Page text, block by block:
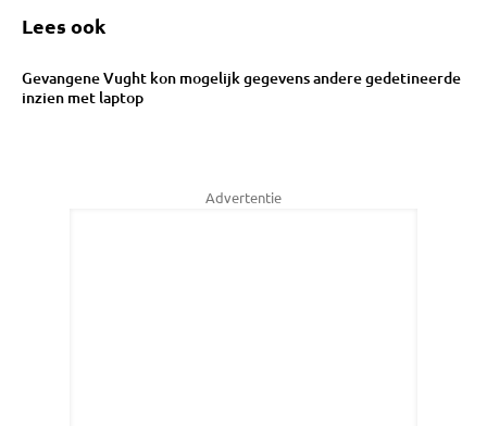
Lees ook
Gevangene Vught kon mogelijk gegevens andere gedetineerde
inzien met laptop
Advertentie